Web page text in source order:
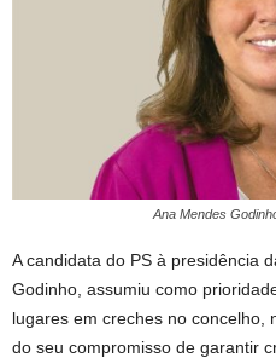
Ana Mendes
A candidata do PS à presidência
Godinho, assumiu como
lugares em creches no concelho,
do seu compromisso de garantir